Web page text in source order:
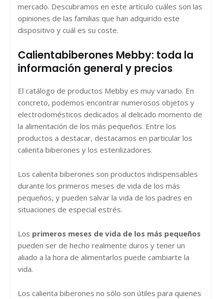
mercado. Descubramos en este artículo cuáles son las
opiniones de las familias que han adquirido este
dispositivo y cuál es su coste.
Calientabiberones Mebby: toda la
información general y precios
El catálogo de productos Mebby es muy variado. En
concreto, podemos encontrar numerosos objetos y
electrodomésticos dedicados al delicado momento de
la alimentación de los más pequeños. Entre los
productos a destacar, destacamos en particular los
calienta biberones y los esterilizadores.
Los calienta biberones son productos indispensables
durante los primeros meses de vida de los más
pequeños, y pueden salvar la vida de los padres en
situaciones de especial estrés.
Los primeros meses de vida de los más pequeños
pueden ser de hecho realmente duros y tener un
aliado a la hora de alimentarlos puede cambiarte la
vida.
Los calienta biberones no sólo son útiles para quienes